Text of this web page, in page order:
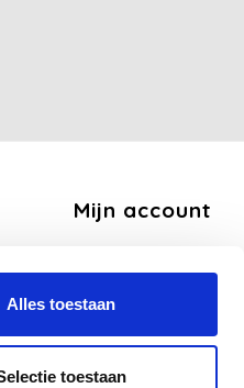
Alles toestaan
toestaan
Mijn account
Mijn tickets
Mijn verlanglijst